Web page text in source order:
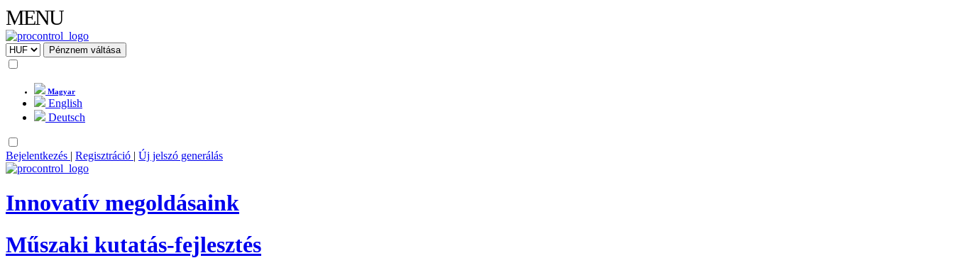
MENU
Magyar
English
Deutsch
Bejelentkezés | Regisztráció | Új jelszó generálás
Innovatív megoldásaink
Műszaki kutatás-fejlesztés